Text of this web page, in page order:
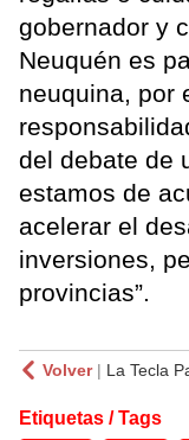
gobernador y
Neuquén es
neuquina, por
del debate de
estamos de
acelerar el
inversiones,
provincias”.
Volver| La Tecla
Etiquetas / Tags